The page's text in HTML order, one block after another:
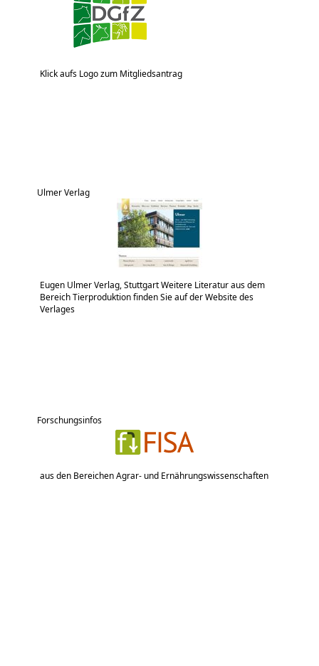
Klick aufs Logo zum Mitgliedsantrag
Ulmer Verlag
Eugen Ulmer Verlag, Stuttgart Weitere Literatur aus dem
Bereich Tierproduktion finden Sie auf der Website des
Verlages
Forschungsinfos
aus den Bereichen Agrar- und Ernährungswissenschaften